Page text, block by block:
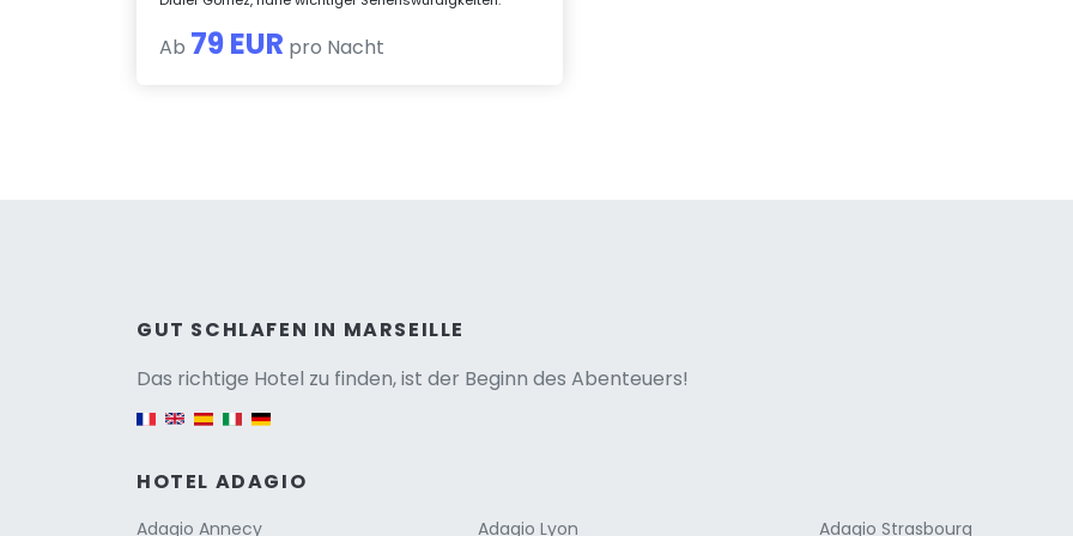
Ab 79 EUR pro Nacht
GUT SCHLAFEN IN MARSEILLE
Das richtige Hotel zu finden, ist der Beginn des Abenteuers!
Versione
HOTEL ADAGIO
Adagio Annecy Adagio Lyon Adagio Strasbourg